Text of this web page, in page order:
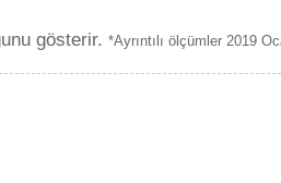
gösterir. *Ayrıntılı ölçümler 2019